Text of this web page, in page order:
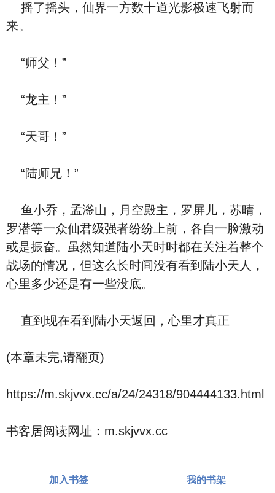
摇了摇头，仙界一方数十道光影极速飞射而
来。
“师父！”
“龙主！”
“天哥！”
“陆师兄！”
鱼小乔，孟滏山，月空殿主，罗屏儿，苏晴，
罗潜等一众仙君级强者纷纷上前，各自一脸激动
或是振奋。虽然知道陆小天时时都在关注着整个
战场的情况，但这么长时间没有看到陆小天人，
心里多少还是有一些没底。
直到现在看到陆小天返回，心里才真正
(本章未完,请翻页)
https://m.skjvvx.cc/a/24/24318/904444133.html
书客居阅读网址：m.skjvvx.cc
加入书签 我的书架